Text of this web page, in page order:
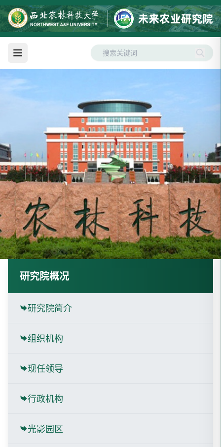
研究院概况
研究院简介
组织机构
现任领导
行政机构
光影园区